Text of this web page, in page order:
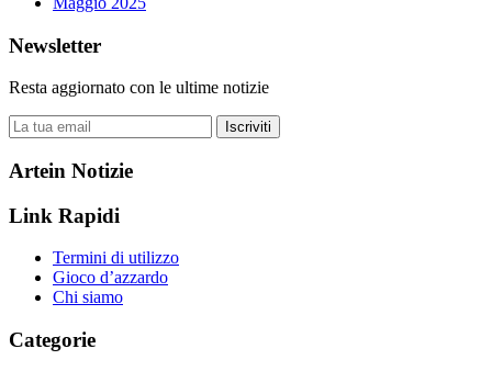
Newsletter
Resta aggiornato con le ultime notizie
Iscriviti
Artein Notizie
Link Rapidi
Termini di utilizzo
Gioco d’azzardo
Chi siamo
Categorie